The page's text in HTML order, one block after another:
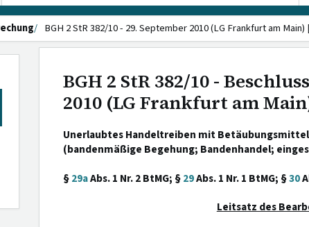
BGH 2 StR 382/10 - 29. September 2010 (LG Frankfurt am Main)
BGH 2 StR 382/10 -
2010 (LG Frankfurt am
Unerlaubtes Handeltreiben mit
(bandenmäßige Begehung; Bandenhandel;
§29aAbs. 1 Nr. 2 BtMG; §29Abs. 1 Nr. 1 BtMG; §30
Leitsatz des